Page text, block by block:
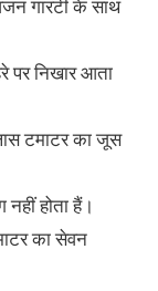
गारंटी के साथ
पर निखार आता
टमाटर का जूस
होता हैं।
का सेवन